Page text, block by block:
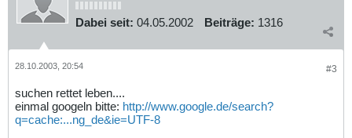
Dabei seit: 04.05.2002 Beiträge: 1316
#3
28.10.2003, 20:54
suchen rettet leben....
einmal googeln bitte: http://www.google.de/search?
q=cache:...ng_de&ie=UTF-8